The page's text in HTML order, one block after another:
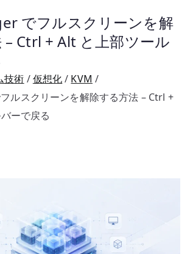
でフルスクリーンを解
– Ctrl + Alt と上部ツール
技術 仮想化
KVM
ルスクリーンを解除する方法 – Ctrl +
ーで戻る